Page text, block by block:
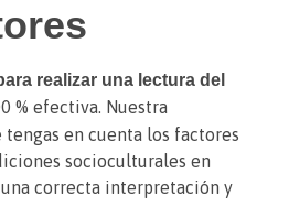
realizar una lectura del
% efectiva. Nuestra
en cuenta los factores
socioculturales en
correcta interpretación y